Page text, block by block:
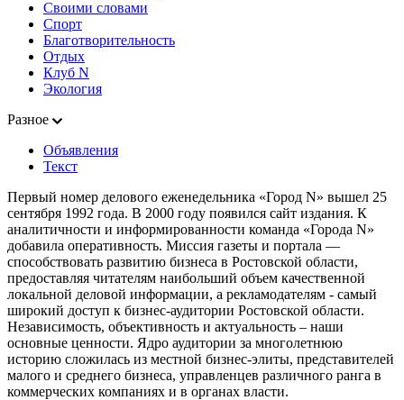
Своими словами
Спорт
Благотворительность
Отдых
Клуб N
Экология
Разное
Объявления
Текст
Первый номер делового еженедельника «Город N» вышел 25
сентября 1992 года. В 2000 году появился сайт издания. К
аналитичности и информированности команда «Города N»
добавила оперативность. Миссия газеты и портала —
способствовать развитию бизнеса в Ростовской области,
предоставляя читателям наибольший объем качественной
локальной деловой информации, а рекламодателям - самый
широкий доступ к бизнес-аудитории Ростовской области.
Независимость, объективность и актуальность – наши
основные ценности. Ядро аудитории за многолетнюю
историю сложилась из местной бизнес-элиты, представителей
малого и среднего бизнеса, управленцев различного ранга в
коммерческих компаниях и в органах власти.